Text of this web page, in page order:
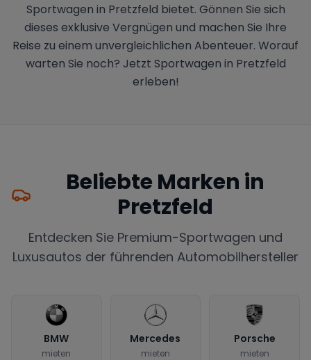
Sportwagen in Pretzfeld bietet. Gönnen Sie sich
dieses exklusive Vergnügen und machen Sie Ihre
Reise zu einem unvergleichlichen Abenteuer. Worauf
warten Sie noch? Jetzt Sportwagen in Pretzfeld
erleben!
Beliebte Marken in
Pretzfeld
Entdecken Sie Premium-Sportwagen und
Luxusautos der führenden Automobilhersteller
BMW
mieten
Mercedes
mieten
Porsche
mieten